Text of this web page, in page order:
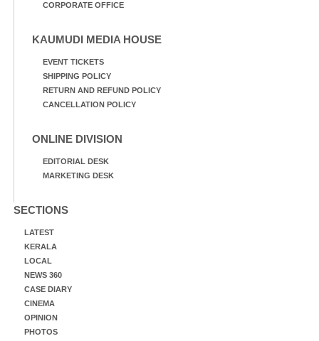
CORPORATE OFFICE
KAUMUDI MEDIA HOUSE
EVENT TICKETS
SHIPPING POLICY
RETURN AND REFUND POLICY
CANCELLATION POLICY
ONLINE DIVISION
EDITORIAL DESK
MARKETING DESK
SECTIONS
LATEST
KERALA
LOCAL
NEWS 360
CASE DIARY
CINEMA
OPINION
PHOTOS